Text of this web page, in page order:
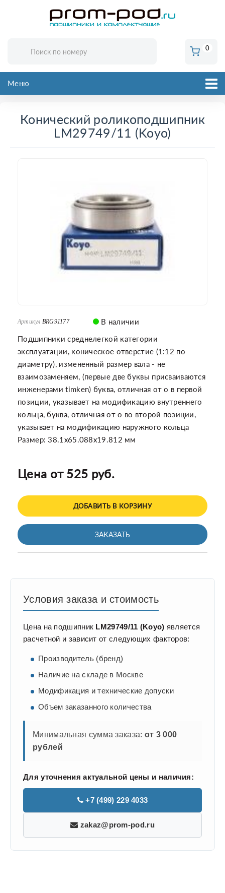
0
Меню
Конический роликоподшипник
LM29749/11 (Koyo)
Артикул BRG91177
В наличии
Подшипники среднелегкой категории
эксплуатации, коническое отверстие (1:12 по
диаметру), измененный размер вала - не
взаимозаменяем, (первые две буквы присваиваются
инженерами timken) буква, отличная от o в первой
позиции, указывает на модификацию внутреннего
кольца, буква, отличная от o во второй позиции,
указывает на модификацию наружного кольца
Размер: 38.1x65.088x19.812 мм
Цена от 525 руб.
ДОБАВИТЬ В КОРЗИНУ
ЗАКАЗАТЬ
Условия заказа и стоимость
Цена на подшипник LM29749/11 (Koyo) является
расчетной и зависит от следующих факторов:
Производитель (бренд)
Наличие на складе в Москве
Модификация и технические допуски
Объем заказанного количества
Минимальная сумма заказа: от 3 000
рублей
Для уточнения актуальной цены и наличия:
+7 (499) 229 4033
zakaz@prom-pod.ru